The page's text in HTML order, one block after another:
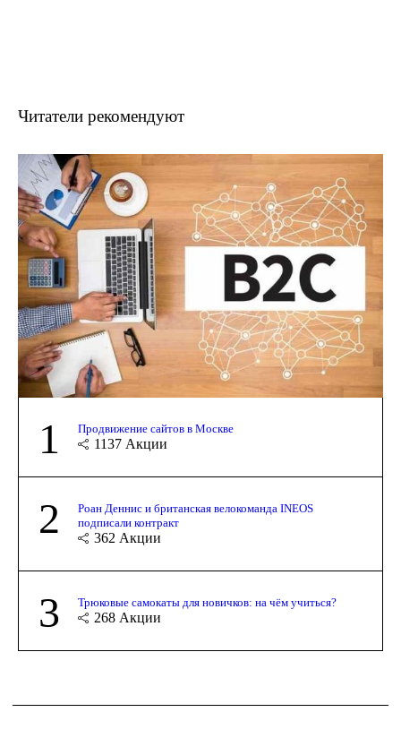
Читатели рекомендуют
1 Продвижение сайтов в Москве
1137 Акции
2
Роан Деннис и британская велокоманда INEOS
подписали контракт
362 Акции
3 Трюковые самокаты для новичков: на чём учиться?
268 Акции